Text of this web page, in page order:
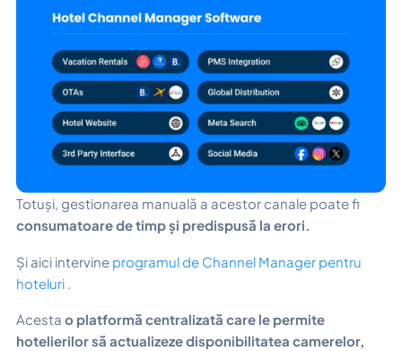
Totuși, gestionarea manuală a acestor canale poate fi
consumatoare de timp și predispusă la erori.
Și aici intervine programul de Channel Manager pentru
hoteluri
Acesta o platformă centralizată care le permite
hotelierilor să actualizeze disponibilitatea camerelor,